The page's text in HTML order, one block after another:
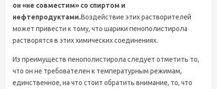
он «не совместим» со спиртом и
нефтепродуктами.Воздействие этих растворителей
может привести к тому, что шарики пенополистирола
растворятся в этих химических соединениях.
Из преимуществ пенополистирола следует отметить то,
что он не требователен к температурным режимам,
единственное, на что стоит обратить внимание, то, что